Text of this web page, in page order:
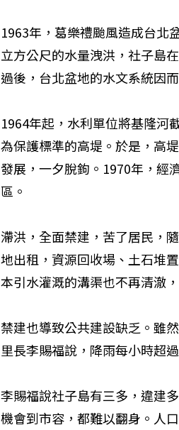
1963年，葛樂禮颱風造成台北
立方公尺的水量洩洪，社子島
過後，台北盆地的水文系統因
1964年起，水利單位將基隆河
為保護標準的高堤。於是，高
發展，一夕脫鉤。1970年，經
區。
滯洪，全面禁建，苦了居民，
地出租，資源回收場、土石堆
本引水灌溉的溝渠也不再清澈
禁建也導致公共建設缺乏。雖
里長李賜福說，降雨每小時超
李賜福說社子島有三多，違建
機會到市容，都難以翻身。人